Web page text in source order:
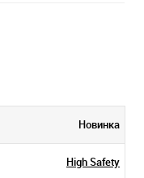
Новинка
High Safety